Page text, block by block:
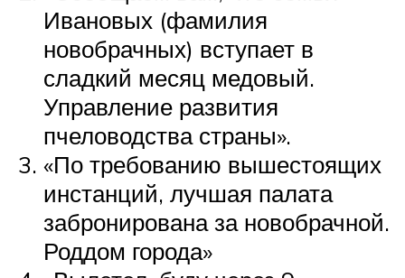
Ивановых (фамилия
новобрачных) вступает в
сладкий месяц медовый.
Управление развития
пчеловодства страны».
«По требованию вышестоящих
инстанций, лучшая палата
забронирована за новобрачной.
Роддом города»